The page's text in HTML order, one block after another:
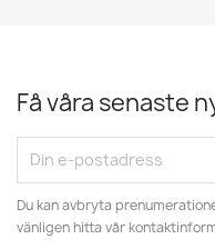
Få våra senaste
Du kan avbryta
vänligen hitta vår